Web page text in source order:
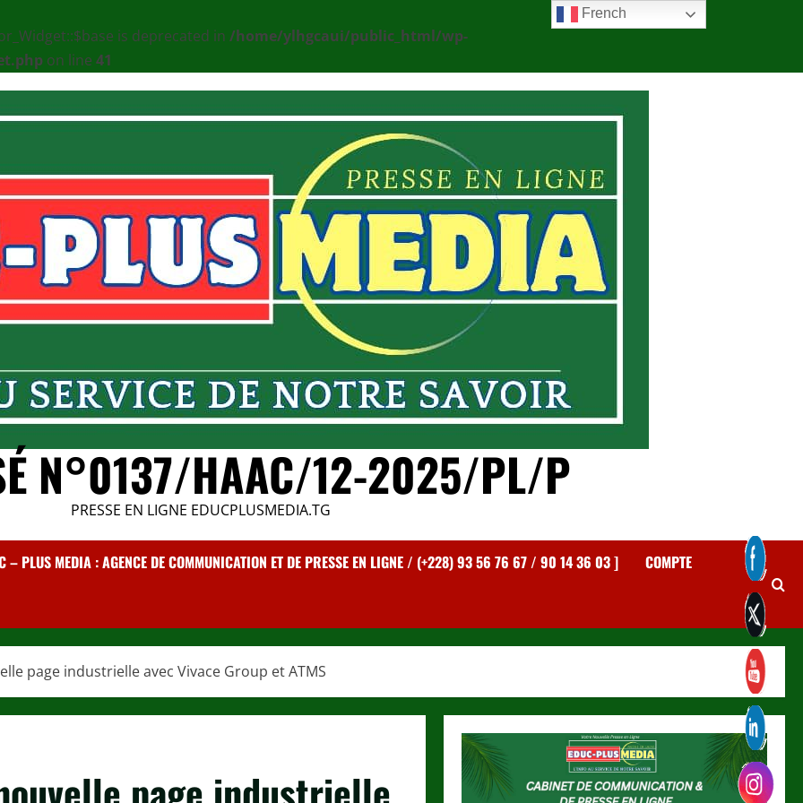
is deprecated in /home/ylhgcaui/public_html/wp-
on line 41
N°0137/HAAC/12-2025/PL/P
PRESSE EN LIGNE EDUCPLUSMEDIA.TG
– PLUS MEDIA : AGENCE DE COMMUNICATION ET DE PRESSE EN LIGNE / (+228) 93 56 76 67 / 90 14 36 03 ] COMPTE
page industrielle avec Vivace Group et ATMS
French